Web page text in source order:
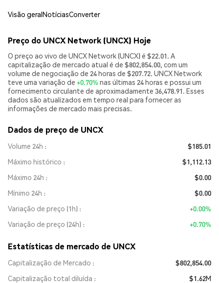
Visão geralNotíciasConverter
Preço do UNCX Network (UNCX) Hoje
O preço ao vivo de UNCX Network (UNCX) é $22.01. A
capitalização de mercado atual é de $802,854.00, com um
volume de negociação de 24 horas de $207.72. UNCX Network
teve uma variação de +0.70% nas últimas 24 horas e possui um
fornecimento circulante de aproximadamente 36,478.91. Esses
dados são atualizados em tempo real para fornecer as
informações de mercado mais precisas.
Dados de preço de UNCX
Volume 24h
$185.01
Máximo histórico
$1,112.13
Máximo 24h
$0.00
Mínimo 24h
$0.00
Variação de preço (1h)
+0.00%
Variação de preço (24h)
+0.70%
Estatísticas de mercado de UNCX
Capitalização de Mercado
$802,854.00
Capitalização total diluída
$1.62M